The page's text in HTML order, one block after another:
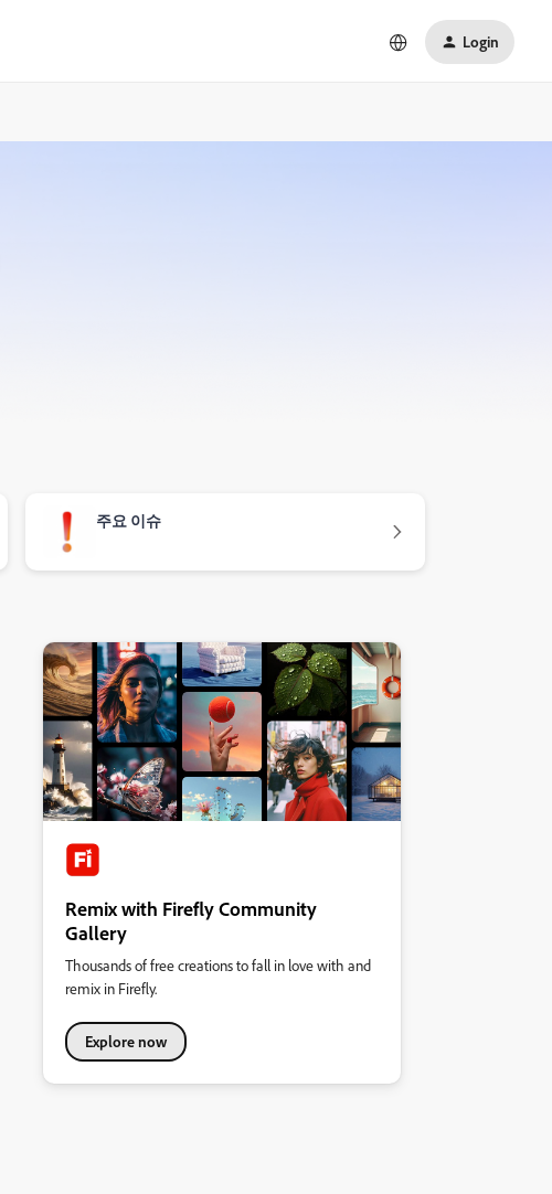
Login
주요 이슈
Remix with Firefly Community
Gallery
Thousands of free creations to fall in love with and
remix in Firefly.
Explore now